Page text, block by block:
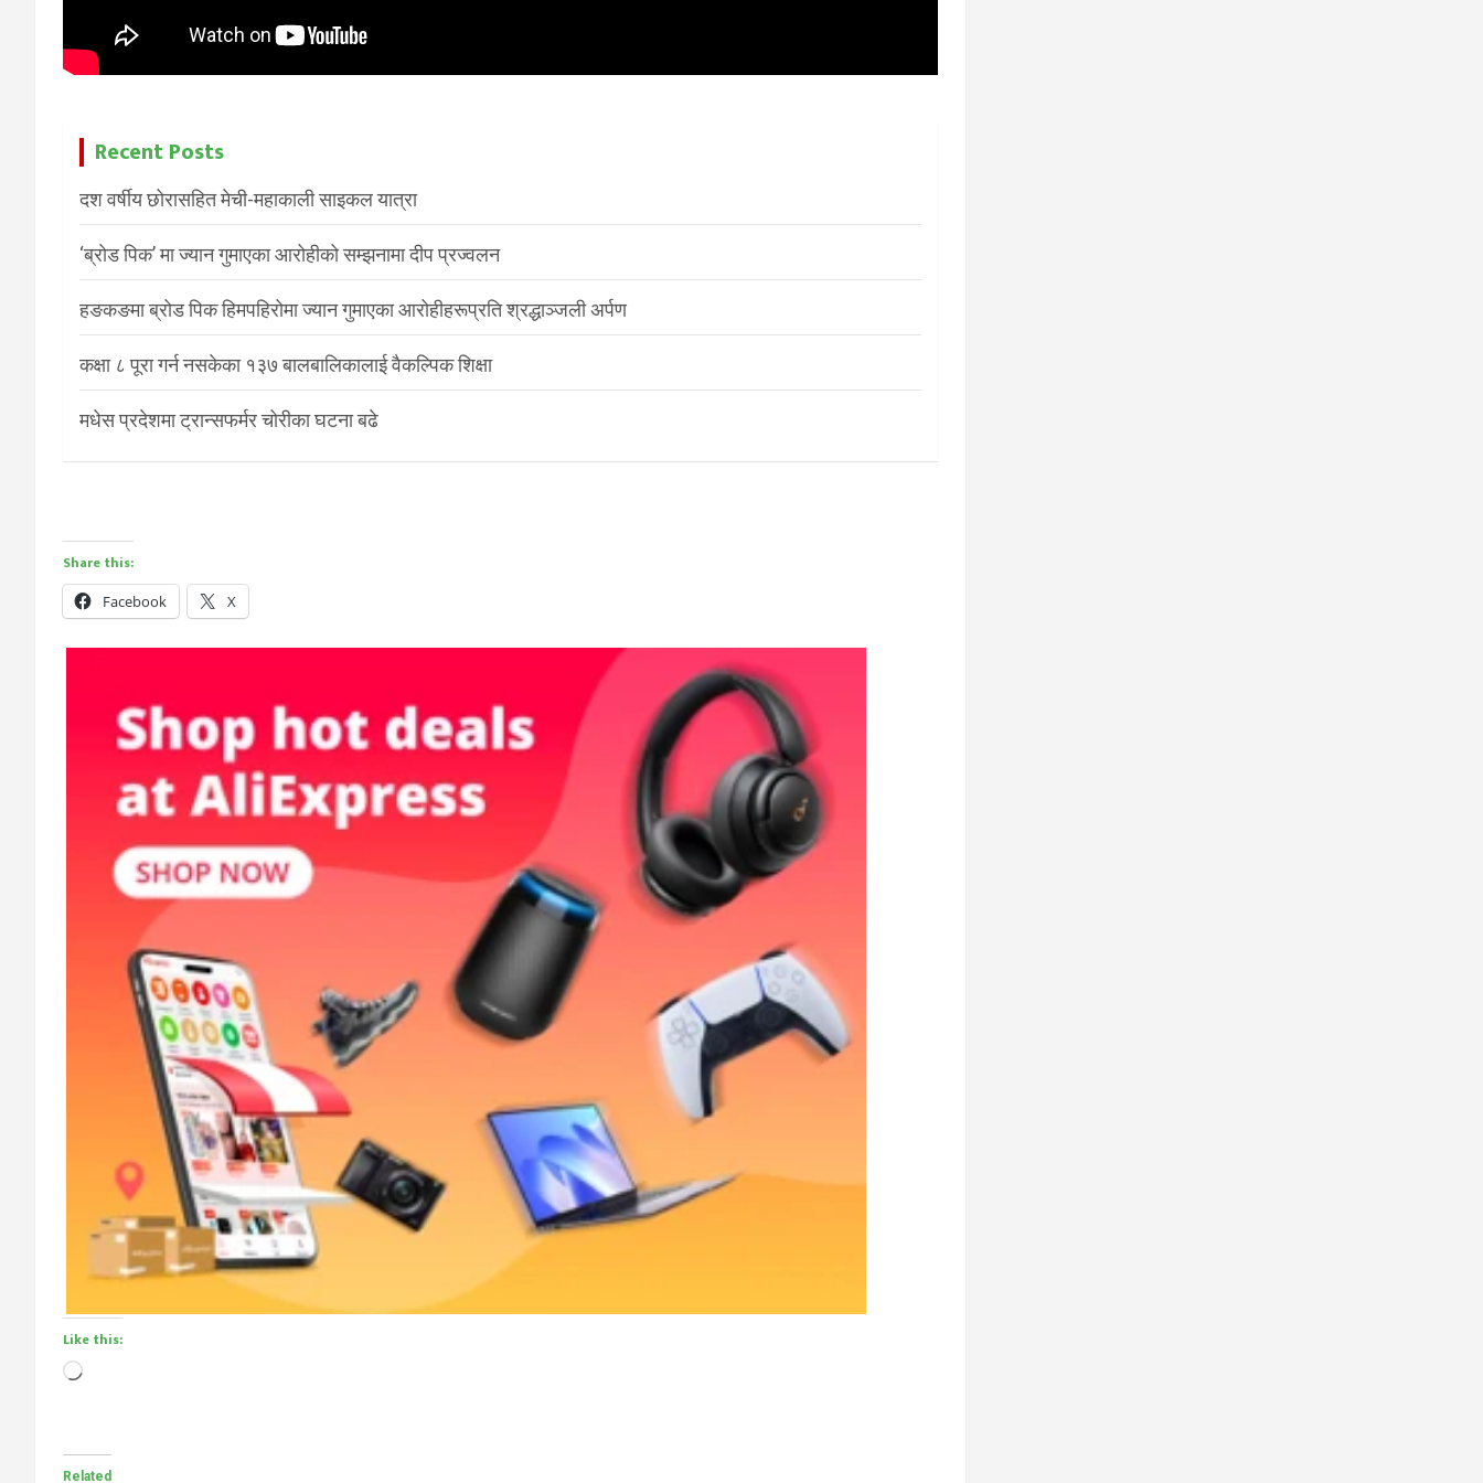
Recent Posts
दश वर्षीय छोरासहित मेची-महाकाली साइकल यात्रा
‘ब्रोड पिक’ मा ज्यान गुमाएका आरोहीको सम्झनामा दीप प्रज्वलन
हङकङमा ब्रोड पिक हिमपहिरोमा ज्यान गुमाएका आरोहीहरूप्रति श्रद्धाञ्जली अर्पण
कक्षा ८ पूरा गर्न नसकेका १३७ बालबालिकालाई वैकल्पिक शिक्षा
मधेस प्रदेशमा ट्रान्सफर्मर चोरीका घटना बढे
Share this:
Facebook X
Like this:
Loading…
Related